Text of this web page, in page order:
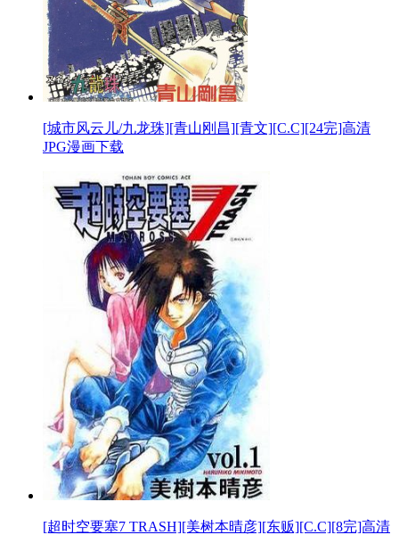
[城市风云儿/九龙珠][青山刚昌][青文][C.C][24完]高清
JPG漫画下载
[超时空要塞7 TRASH][美树本晴彦][东贩][C.C][8完]高清